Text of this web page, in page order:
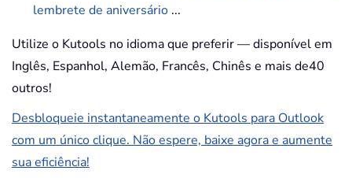
lembrete de aniversário ...
Utilize o Kutools no idioma que preferir — disponível em
Inglês, Espanhol, Alemão, Francês, Chinês e mais de40
outros!
Desbloqueie instantaneamente o Kutools para Outlook
com um único clique. Não espere, baixe agora e aumente
sua eficiência!